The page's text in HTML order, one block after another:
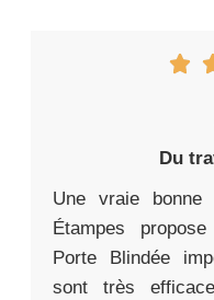
Du
Une vraie
Étampes
Porte Blindée
sont très